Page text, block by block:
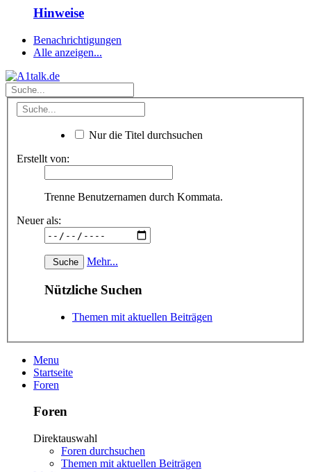
Hinweise
Benachrichtigungen
Alle anzeigen...
Nur die Titel durchsuchen
Erstellt von:
Trenne Benutzernamen durch Kommata.
Neuer als:
Mehr...
Nützliche Suchen
Themen mit aktuellen Beiträgen
Menu
Startseite
Foren
Foren
Direktauswahl
Foren durchsuchen
Themen mit aktuellen Beiträgen